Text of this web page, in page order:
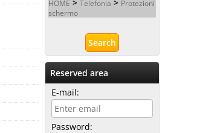
HOME > Telefonia > Protezioni
schermo
Reserved area
E-mail:
Password: